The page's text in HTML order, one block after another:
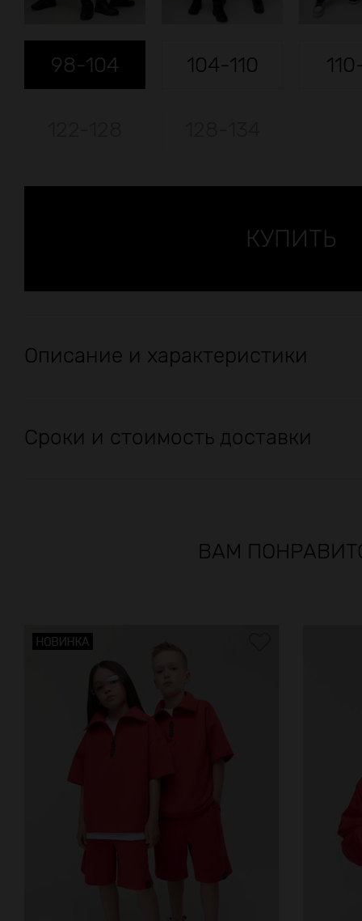
98-104 104-110
Описание и характеристики
Сроки и стоимость доставки
ВАМ